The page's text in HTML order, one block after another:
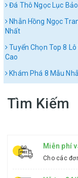
Đá Thô Ngọc Lục
Nhẫn Hồng Ngọc
Nhất
Tuyển Chọn Top 8
Cao
Khám Phá 8 Mẫu
Tìm Kiếm
Miễn phí
Cho các